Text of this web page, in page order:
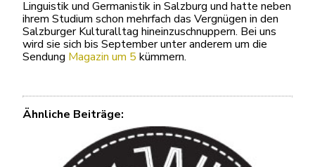
Linguistik und Germanistik in Salzburg und hatte neben
ihrem Studium schon mehrfach das Vergnügen in den
Salzburger Kulturalltag hineinzuschnuppern. Bei uns
wird sie sich bis September unter anderem um die
Sendung Magazin um 5 kümmern.
Ähnliche Beiträge: